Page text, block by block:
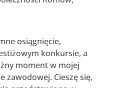
osiągnięcie,
konkursie, a
moment w mojej
zawodowej. Cieszę się,